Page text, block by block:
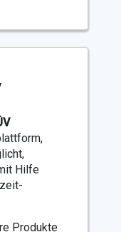
Hilfe
Produkte